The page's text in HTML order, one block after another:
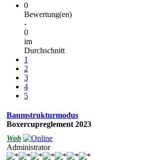
0
Bewertung(en)
-
0
im
Durchschnitt
1
2
3
4
5
Baumstrukturmodus
Boxercupreglement 2023
Wob
Administrator